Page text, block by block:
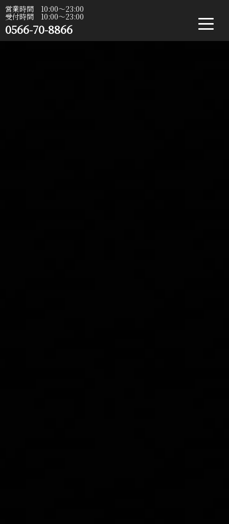
営業時間 10:00〜23:00
受付時間 10:00〜23:00
0566-70-8866